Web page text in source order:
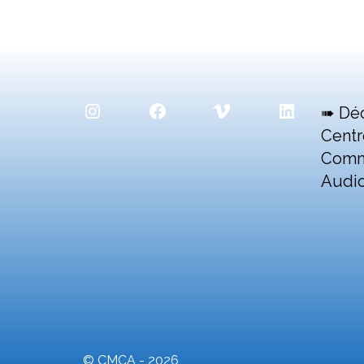
InstagramFacebookVimeo LinkedIn
➠
© CMCA - 2026